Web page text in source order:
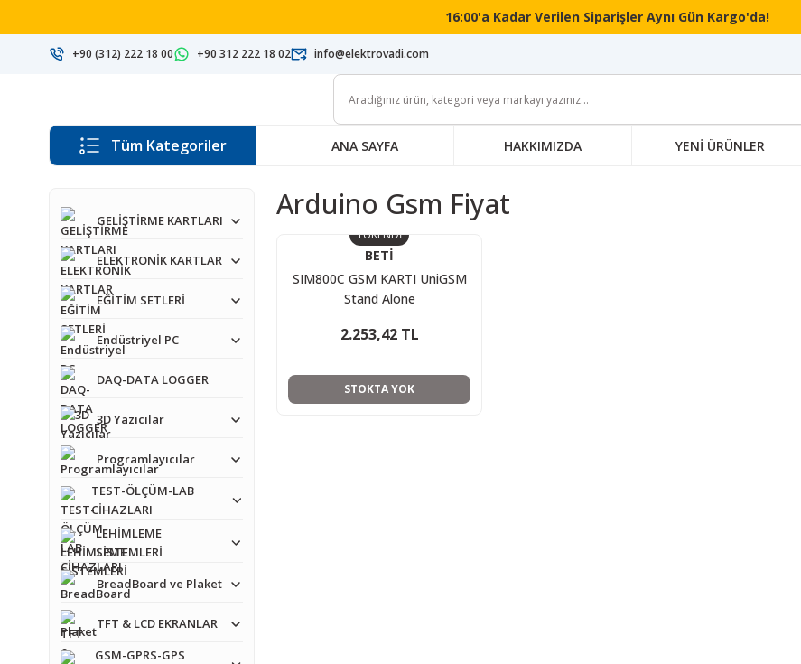
16:00'a Kadar Verilen Siparişler Aynı Gün Kargo'da!
+90 (312) 222 18 00 +90 312 222 18 02 info@elektrovadi.com
Tüm Kategoriler ANA SAYFA HAKKIMIZDA YENİ ÜRÜNLER
GELİŞTİRME KARTLARI
ELEKTRONİK KARTLAR
EĞİTİM SETLERİ
Endüstriyel PC
DAQ-DATA LOGGER
3D Yazıcılar
Programlayıcılar
TEST-ÖLÇÜM-LAB
CİHAZLARI
LEHİMLEME
SİSTEMLERİ
BreadBoard ve Plaket
TFT & LCD EKRANLAR
GSM-GPRS-GPS
Arduino Gsm Fiyat
TÜKENDİ
BETİ
SIM800C GSM KARTI UniGSM
Stand Alone
2.253,42 TL
STOKTA YOK